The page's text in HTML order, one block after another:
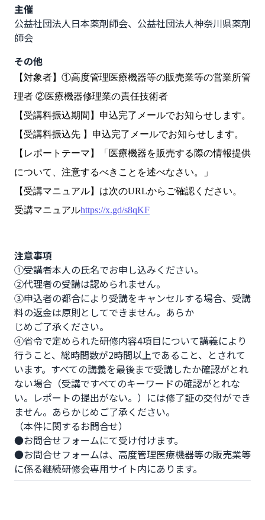
主催
公益社団法人日本薬剤師会、公益社団法人神奈川県薬剤
師会
その他
【対象者】①高度管理医療機器等の販売業等の営業所管
理者 ②医療機器修理業の責任技術者
【受講料振込期間】申込完了メールでお知らせします。
【受講料振込先 】申込完了メールでお知らせします。
【レポートテーマ】「医療機器を販売する際の情報提供
について、注意するべきことを述べなさい。」
【受講マニュアル】は次のURLからご確認ください。
受講マニュアルhttps://x.gd/s8qKF
注意事項
①受講者本人の氏名でお申し込みください。
②代理者の受講は認められません。
③申込者の都合により受講をキャンセルする場合、受講
料の返金は原則としてできません。あらか
じめご了承ください。
④省令で定められた研修内容4項目について講義により
行うこと、総時間数が2時間以上であること、とされて
います。すべての講義を最後まで受講したか確認がとれ
ない場合（受講ですべてのキーワードの確認がとれな
い。レポートの提出がない。）には修了証の交付ができ
ません。あらかじめご了承ください。
（本件に関するお問合せ）
●お問合せフォームにて受け付けます。
●お問合せフォームは、高度管理医療機器等の販売業等
に係る継続研修会専用サイト内にあります。